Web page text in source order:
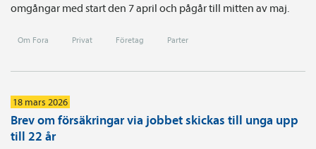
omgångar med start den 7 april och pågår till mitten av maj.
Om Fora Privat Företag Parter
18 mars 2026
Brev om försäkringar via jobbet skickas till unga upp
till 22 år